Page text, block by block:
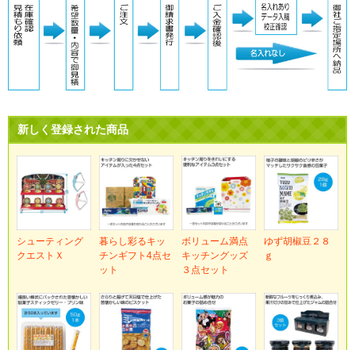
新しく登録された商品
シューティング
クエストＸ
暮らし彩るキッ
チンギフト4点セ
ット
ボリューム満点
キッチングッズ
３点セット
ゆず胡椒豆２８
ｇ